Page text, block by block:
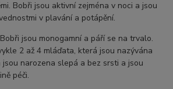
Bobři jsou aktivní zejména v noci a jsou
v plavání a potápění.
jsou monogamní a páří se na trvalo.
2 až 4 mláďata, která jsou nazývána
narozena slepá a bez srsti a jsou
péči.